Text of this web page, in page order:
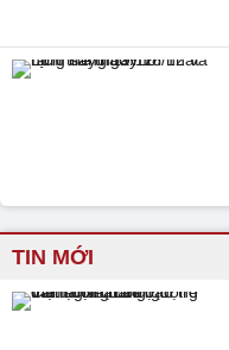
TIN MỚI